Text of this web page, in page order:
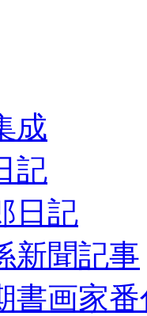
成
記
日記
新聞記事
書画家